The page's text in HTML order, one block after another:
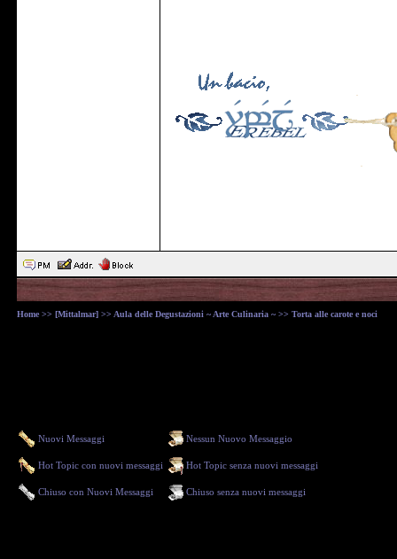
Home >> [Mittalmar] >> Aula delle Degustazioni ~ Arte Culinaria ~ >> Torta alle carote e noci
Nuovi Messaggi Nessun Nuovo Messaggio
Hot Topic con nuovi messaggi Hot Topic senza nuovi messaggi
Chiuso con Nuovi Messaggi Chiuso senza nuovi messaggi